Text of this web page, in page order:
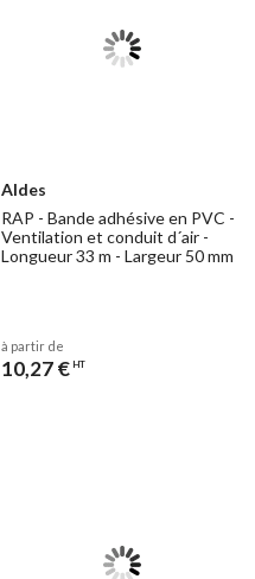
Aldes
RAP - Bande adhésive en PVC -
Ventilation et conduit d´air -
Longueur 33 m - Largeur 50 mm
à partir de
10,27 € HT